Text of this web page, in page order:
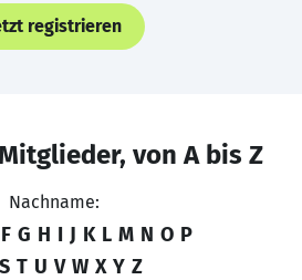
registrieren
von A bis Z
Nachname:
F G H I J K L M N O P
S T U V W X Y Z